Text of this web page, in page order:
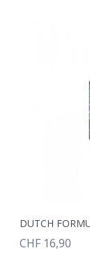
CHF 16,90